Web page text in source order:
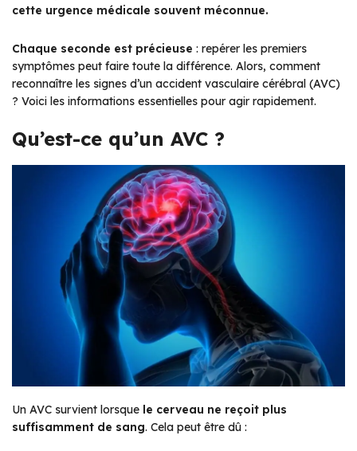
cette urgence médicale souvent méconnue.
Chaque seconde est précieuse : repérer les premiers
symptômes peut faire toute la différence. Alors, comment
reconnaître les signes d’un accident vasculaire cérébral (AVC)
? Voici les informations essentielles pour agir rapidement.
Qu’est-ce qu’un AVC ?
Un AVC survient lorsque le cerveau ne reçoit plus
suffisamment de sang. Cela peut être dû :